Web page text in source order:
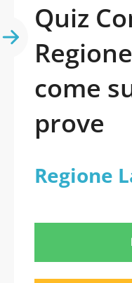
Quiz
come
prove
Regione